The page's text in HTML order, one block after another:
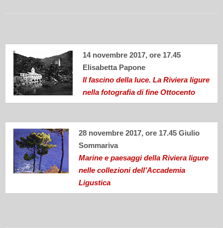
14 novembre 2017, ore 17.45
Elisabetta Papone
Il fascino della luce. La Riviera ligure
nella fotografia di fine Ottocento
28 novembre 2017, ore 17.45 Giulio
Sommariva
Marine e paesaggi della Riviera ligure
nelle collezioni dell’Accademia
Ligustica